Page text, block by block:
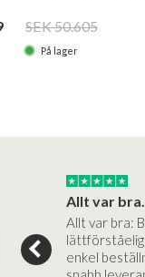
SEK 50.605
På lager
2025
att
Ett
Allt var bra.
Allt var bra:
lättförståelig
enkel